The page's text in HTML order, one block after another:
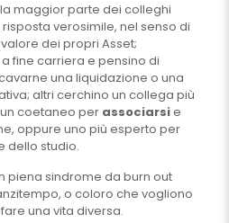
maggior parte dei colleghi
verosimile, nel senso di
dei propri Asset;
fine carriera e pensino di
una liquidazione o una
altri cerchino un collega più
coetaneo per associarsie
oppure uno più esperto per
dello studio.
piena sindrome da burn out
o coloro che vogliono
una vita diversa.